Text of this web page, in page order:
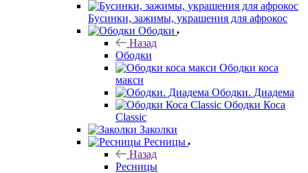
Бусинки, зажимы, украшения для афрокос
Ободки
Назад
Ободки
Ободки коса
макси
Ободки. Диадема
Ободки Коса
Classic
Заколки
Ресницы
Назад
Ресницы